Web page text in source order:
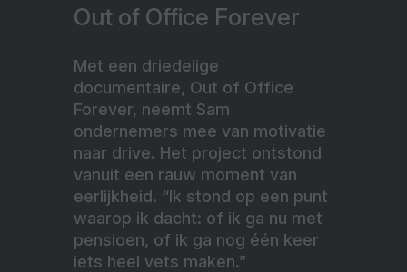
Out of Office Forever
Met een driedelige
documentaire, Out of Office
Forever, neemt Sam
ondernemers mee van motivatie
naar drive. Het project ontstond
vanuit een rauw moment van
eerlijkheid. “Ik stond op een punt
waarop ik dacht: of ik ga nu met
pensioen, of ik ga nog één keer
iets heel vets maken.”